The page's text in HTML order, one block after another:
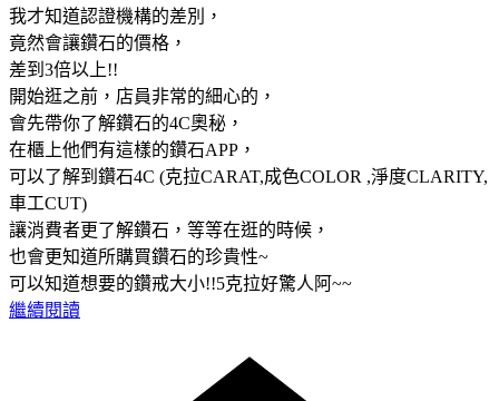
我才知道認證機構的差別，
竟然會讓鑽石的價格，
差到3倍以上!!
開始逛之前，店員非常的細心的，
會先帶你了解鑽石的4C奧秘，
在櫃上他們有這樣的鑽石APP，
可以了解到鑽石4C (克拉CARAT,成色COLOR ,淨度CLARITY,
車工CUT)
讓消費者更了解鑽石，等等在逛的時候，
也會更知道所購買鑽石的珍貴性~
可以知道想要的鑽戒大小!!5克拉好驚人阿~~
繼續閱讀